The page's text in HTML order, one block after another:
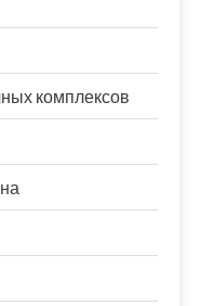
комплексов